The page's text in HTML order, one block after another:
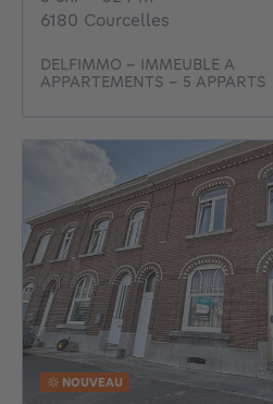
6180 Courcelles
DELFIMMO - IMMEUBLE A
APPARTEMENTS - 5 APPARTS
NOUVEAU